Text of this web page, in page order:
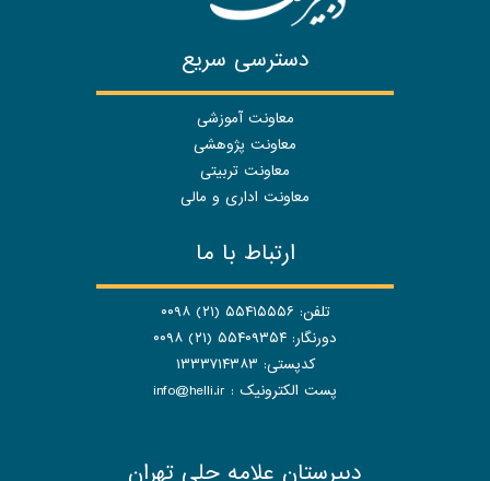
دسترسی سریع
معاونت آموزشی
معاونت پژوهشی
معاونت تربیتی
معاونت اداری و مالی
ارتباط با ما
تلفن: ۵۵۴۱۵۵۵۶ (۲۱) ۰۰۹۸
دورنگار: ۵۵۴۰۹۳۵۴ (۲۱) ۰۰۹۸
کدپستی: ۱۳۳۳۷۱۴۳۸۳
پست الکترونیک : info@helli.ir
دبیرستان علامه حلی تهران